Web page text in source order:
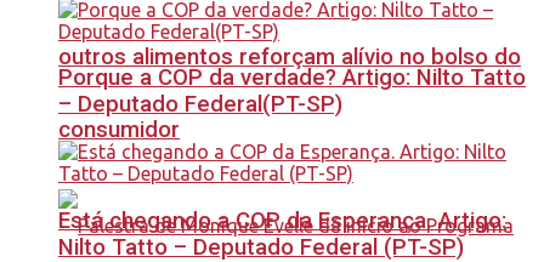
outros alimentos reforçam alívio no bolso do
consumidor
Porque a COP da verdade? Artigo: Nilto Tatto
– Deputado Federal(PT-SP)
Está chegando a COP da Esperança. Artigo:
Nilto Tatto – Deputado Federal (PT-SP)